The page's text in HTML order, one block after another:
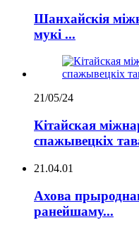
Шанхайскія
мукі ...
21/05/24
Кітайская
спажывецкіх
21.04.01
Ахова
ранейшаму...